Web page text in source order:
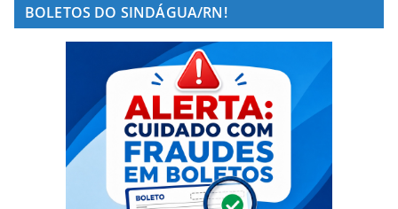
BOLETOS DO SINDÁGUA/RN!